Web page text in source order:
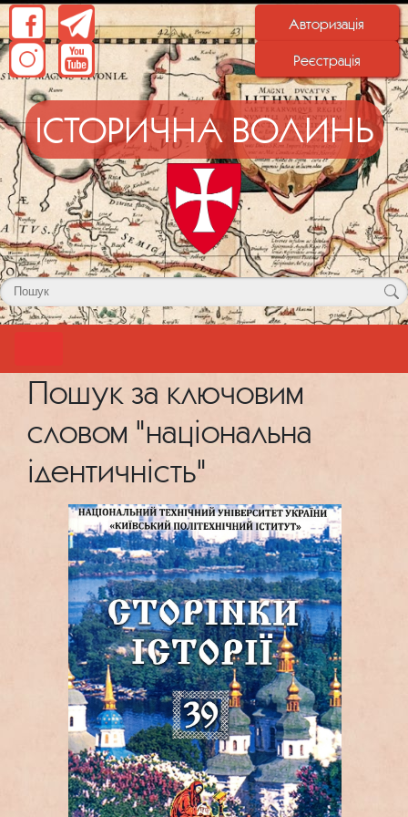
Авторизація
Реєстрація
ІСТОРИЧНА ВОЛИНЬ
Пошук за ключовим
словом "національна
ідентичність"